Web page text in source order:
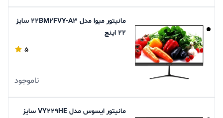
مانیتور میوا مدل 22BM2FVY-A3 سایز
22 اینچ
5
ناموجود
مانیتور ایسوس مدل VY229HE سایز